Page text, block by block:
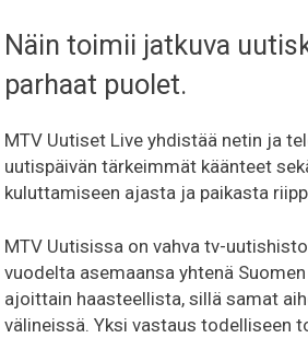
Näin toimii jatkuva
parhaat puolet.
MTV Uutiset Live yhdistää netin ja
uutispäivän tärkeimmät käänteet
kuluttamiseen ajasta ja paikasta
MTV Uutisissa on vahva tv-
vuodelta asemaansa yhtenä
ajoittain haasteellista, sillä samat
välineissä. Yksi vastaus todelliseen